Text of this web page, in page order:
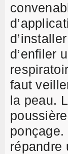
d’enfiler
faut
la peau.
répandre